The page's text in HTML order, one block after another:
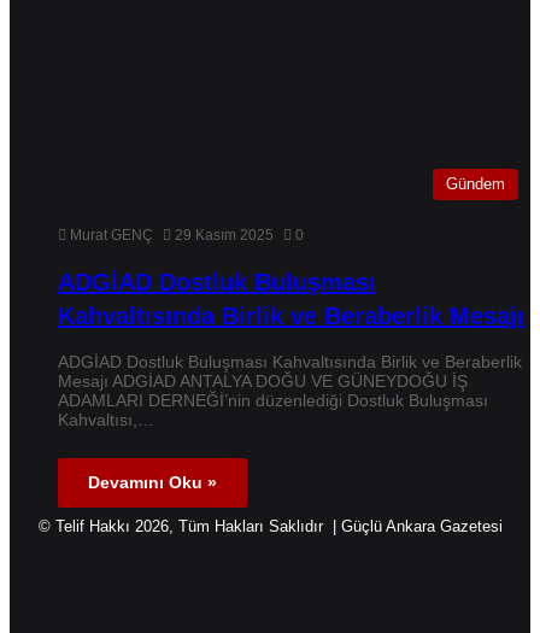
Gündem
Murat GENÇ 29 Kasım 2025 0
ADGİAD Dostluk Buluşması
Kahvaltısında Birlik ve Beraberlik Mesajı
ADGİAD Dostluk Buluşması Kahvaltısında Birlik ve Beraberlik
Mesajı ADGİAD ANTALYA DOĞU VE GÜNEYDOĞU İŞ
ADAMLARI DERNEĞİ’nin düzenlediği Dostluk Buluşması
Kahvaltısı,…
Devamını Oku »
© Telif Hakkı 2026, Tüm Hakları Saklıdır | Güçlü Ankara Gazetesi